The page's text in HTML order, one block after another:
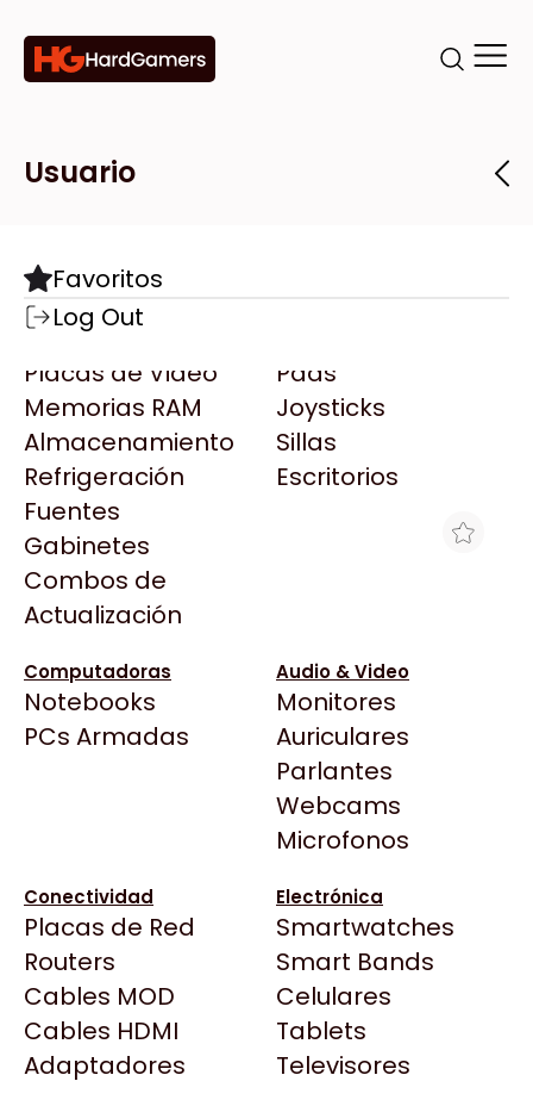
Categorías
Componentes
Motherboards
Microprocesadores
Placas de Video
Memorias RAM
Almacenamiento
Refrigeración
Fuentes
Gabinetes
Combos de
Actualización
Pads
Joysticks
Sillas
Escritorios
Computadoras
Notebooks
PCs Armadas
Audio & Video
Monitores
Auriculares
Parlantes
Webcams
Microfonos
Conectividad
Placas de Red
Routers
Cables MOD
Cables HDMI
Adaptadores
Electrónica
Smartwatches
Smart Bands
Celulares
Tablets
Televisores
Marcas
Todas las Marcas
AMD
AULA
Acer
Adata
AeroCool
Antec
Arkham
Asrock
BenQ
CX
Cooler Master
Deepcool
Dell
EVGA
Gamemax
Genesis
Genius
Tiendas
Destacadas
Todas las Tiendas
Click Gaming
Compufan Store
Dinobyte
Full H4rd
Gaming City
Gezatek
Usuario
Favoritos
Log Out
MEDIA CONVERTER TP-LINK MC111CS
10/100 SM SC 20KMS
$47.437
Ver producto en la página de Max Tecno